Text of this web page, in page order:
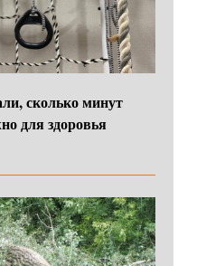
сколько минут
для здоровья